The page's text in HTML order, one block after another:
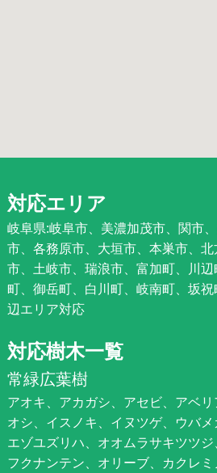
対応エリア
岐阜県:岐阜市、美濃加茂市、関市
市、各務原市、大垣市、本巣市、
市、土岐市、瑞浪市、富加町、川
町、御岳町、白川町、岐南町、坂
辺エリア対応
対応樹木一覧
常緑広葉樹
アオキ、アカガシ、アセビ、アベ
オシ、イスノキ、イヌツゲ、ウバメ
エゾユズリハ、オオムラサキツツ
フクナンテン、オリーブ、カクレ